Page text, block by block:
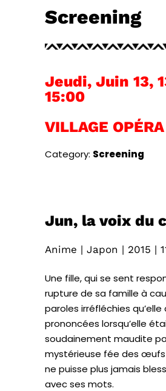
Screening
Jeudi, Juin 13,
15:00
VILLAGE OPÉRA
Category: Screening
Jun, la voix du
Anime | Japon | 2015 |
Une fille, qui se sent
rupture de sa famille à
paroles irréfléchies qu’elle
prononcées lorsqu’elle
soudainement maudite
mystérieuse fée des œufs
ne puisse plus jamais
avec ses mots.